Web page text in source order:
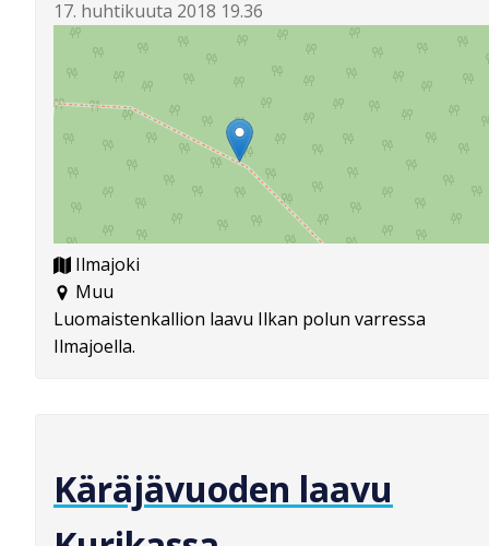
17. huhtikuuta 2018 19.36
Ilmajoki
Muu
Luomaistenkallion laavu Ilkan polun varressa
Ilmajoella.
Käräjävuoden laavu